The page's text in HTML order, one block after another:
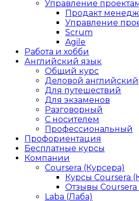
Управление
Продакт
Управление
Scrum
Agile
Работа и хобби
Английский язык
Общий курс
Деловой английский
Для путешествий
Для экзаменов
Разговорный
С носителем
Профессиональный
Профориентация
Бесплатные курсы
Компании
Coursera (Курсера)
Курсы Coursera
Отзывы Coursera
Laba (Лаба)